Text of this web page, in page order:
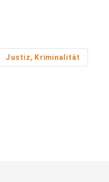
Justiz, Kriminalität